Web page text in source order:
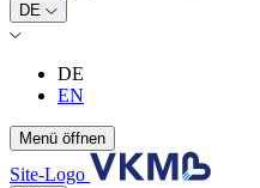
DE
DE
EN
Menü öffnen
Site-Logo